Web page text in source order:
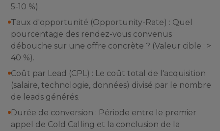
5-10 %).
Taux d'opportunité (Opportunity-Rate) : Quel
pourcentage des rendez-vous convenus
débouche sur une offre concrète ? (Valeur cible : >
40 %).
Coût par Lead (CPL) : Le coût total de l'acquisition
(salaire, technologie, données) divisé par le nombre
de leads générés.
Durée de conversion : Période entre le premier
appel de Cold Calling et la conclusion de la